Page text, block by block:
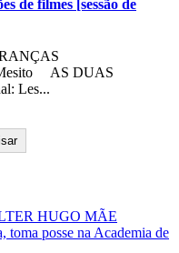
de filmes [sessão de
AS DUAS
Les...
HUGO MÃE
posse na Academia de